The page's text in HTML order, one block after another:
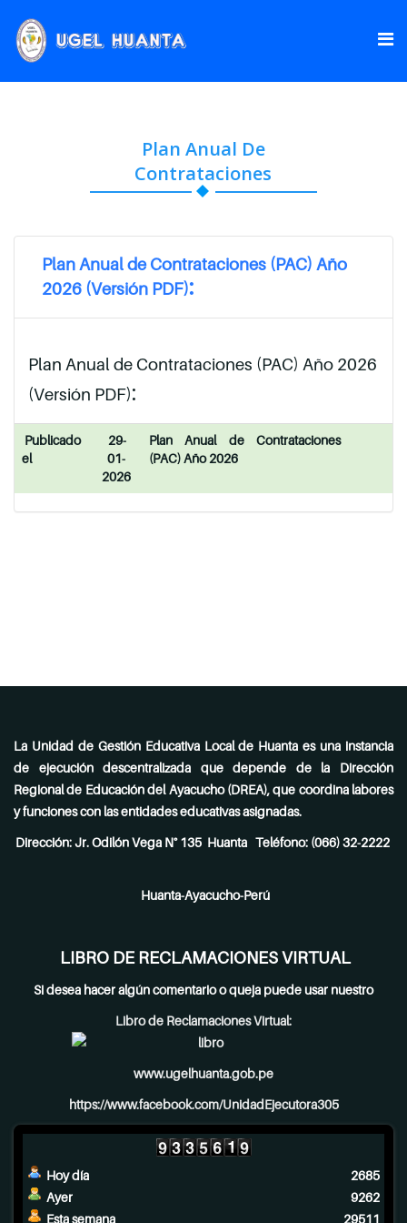
Plan Anual De
Contrataciones
Plan Anual de Contrataciones (PAC) Año
2026 (Versión PDF):
Plan Anual de Contrataciones (PAC) Año 2026
(Versión PDF):
Publicado
el
29-
01-
2026
Plan Anual de Contrataciones
(PAC) Año 2026
La Unidad de Gestión Educativa Local de Huanta es una instancia
de ejecución descentralizada que depende de la Dirección
Regional de Educación del Ayacucho (DREA), que coordina labores
y funciones con las entidades educativas asignadas.
Dirección: Jr. Odilón Vega N° 135 Huanta Teléfono: (066) 32-2222
Huanta-Ayacucho-Perú
LIBRO DE RECLAMACIONES VIRTUAL
Si desea hacer algún comentario o queja puede usar nuestro
Libro de Reclamaciones Virtual:
www.ugelhuanta.gob.pe
https://www.facebook.com/UnidadEjecutora305
Hoy día
Ayer
Esta semana
2685
9262
29511